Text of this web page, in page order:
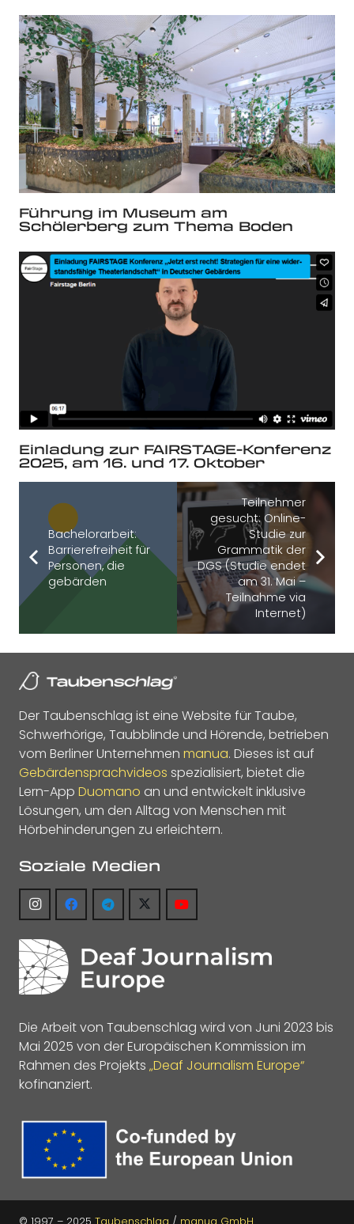
Führung im Museum am
Schölerberg zum Thema Boden
Einladung zur FAIRSTAGE-Konferenz
2025, am 16. und 17. Oktober
Bachelorarbeit:
Barrierefreiheit für
Personen, die
gebärden
Teilnehmer
gesucht: Online-
Studie zur
Grammatik der
DGS (Studie endet
am 31. Mai –
Teilnahme via
Internet)
Der Taubenschlag ist eine Website für Taube,
Schwerhörige, Taubblinde und Hörende, betrieben
vom Berliner Unternehmen manua. Dieses ist auf
Gebärdensprachvideos spezialisiert, bietet die
Lern-App Duomano an und entwickelt inklusive
Lösungen, um den Alltag von Menschen mit
Hörbehinderungen zu erleichtern.
Soziale Medien
Die Arbeit von Taubenschlag wird von Juni 2023 bis
Mai 2025 von der Europäischen Kommission im
Rahmen des Projekts „Deaf Journalism Europe“
kofinanziert.